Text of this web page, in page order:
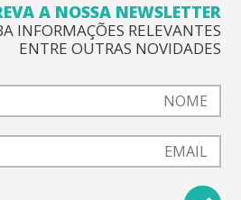
A NOSSA NEWSLETTER
INFORMAÇÕES RELEVANTES
ENTRE OUTRAS NOVIDADES